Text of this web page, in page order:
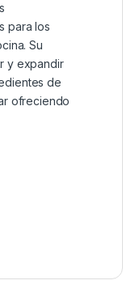
para los
Su
y expandir
de
ofreciendo